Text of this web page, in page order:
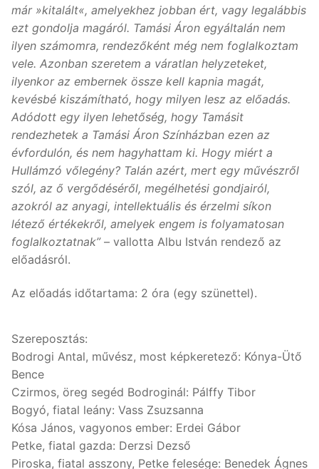
már »kitalált«, amelyekhez jobban ért, vagy legalábbis
ezt gondolja magáról. Tamási Áron egyáltalán nem
ilyen számomra, rendezőként még nem foglalkoztam
vele. Azonban szeretem a váratlan helyzeteket,
ilyenkor az embernek össze kell kapnia magát,
kevésbé kiszámítható, hogy milyen lesz az előadás.
Adódott egy ilyen lehetőség, hogy Tamásit
rendezhetek a Tamási Áron Színházban ezen az
évfordulón, és nem hagyhattam ki. Hogy miért a
Hullámzó vőlegény? Talán azért, mert egy művészről
szól, az ő vergődéséről, megélhetési gondjairól,
azokról az anyagi, intellektuális és érzelmi síkon
létező értékekről, amelyek engem is folyamatosan
foglalkoztatnak”– vallotta Albu István rendező az
előadásról.
Az előadás időtartama: 2 óra (egy szünettel).
Szereposztás:
Bodrogi Antal, művész, most képkeretező: Kónya-Ütő
Bence
Czirmos, öreg segéd Bodroginál: Pálffy Tibor
Bogyó, fiatal leány: Vass Zsuzsanna
Kósa János, vagyonos ember: Erdei Gábor
Petke, fiatal gazda: Derzsi Dezső
Piroska, fiatal asszony, Petke felesége: Benedek Ágnes